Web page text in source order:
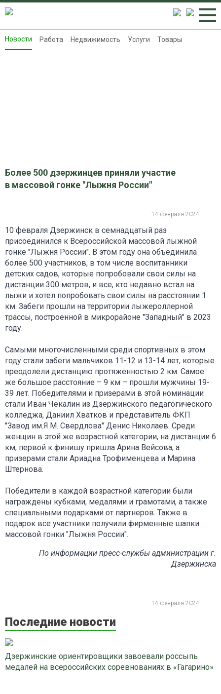
Новости
Новости Работа Недвижимость Услуги Товары
Более 500 дзержинцев приняли участие
в массовой гонке "Лыжня России"
14 февраля 2024
10 февраля Дзержинск в семнадцатый раз
присоединился к Всероссийской массовой лыжной
гонке "Лыжня России". В этом году она объединила
более 500 участников, в том числе воспитанники
детских садов, которые попробовали свои силы на
дистанции 300 метров, и все, кто недавно встал на
лыжи и хотел попробовать свои силы на расстоянии 1
км. Забеги прошли на территории лыжероллерной
трассы, построенной в микрорайоне "Западный" в 2023
году.
Самыми многочисленными среди спортивных в этом
году стали забеги мальчиков 11-12 и 13-14 лет, которые
преодолели дистанцию протяженностью 2 км. Самое
же большое расстояние – 9 км – прошли мужчины 19-
39 лет. Победителями и призерами в этой номинации
стали Иван Чекалин из Дзержинского педагогического
колледжа, Даниил Хватков и представитель ФКП
"Завод им.Я.М. Свердлова" Денис Николаев. Среди
женщин в этой же возрастной категории, на дистанции 6
км, первой к финишу пришла Арина Вейсова, а
призерами стали Ариадна Трофименцева и Марина
Штернова.
Победители в каждой возрастной категории были
награждены кубками, медалями и грамотами, а также
специальными подарками от партнеров. Также в
подарок все участники получили фирменные шапки
массовой гонки "Лыжня России".
По информации пресс-службы администрации г.
Дзержинска
14 февраля 2024
Последние новости
Дзержинские ориентировщики завоевали россыпь
медалей на всероссийских соревнованиях в «Гагарино»